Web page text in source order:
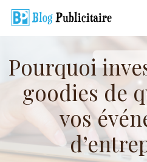
Pourquoi
goodies de
vos